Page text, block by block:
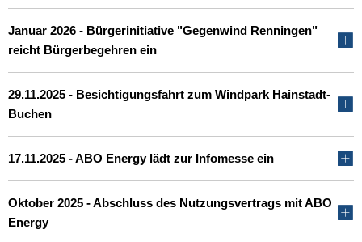
Januar 2026 - Bürgerinitiative "Gegenwind Renningen"
reicht Bürgerbegehren ein
29.11.2025 - Besichtigungsfahrt zum Windpark Hainstadt-
Buchen
17.11.2025 - ABO Energy lädt zur Infomesse ein
Oktober 2025 - Abschluss des Nutzungsvertrags mit ABO
Energy